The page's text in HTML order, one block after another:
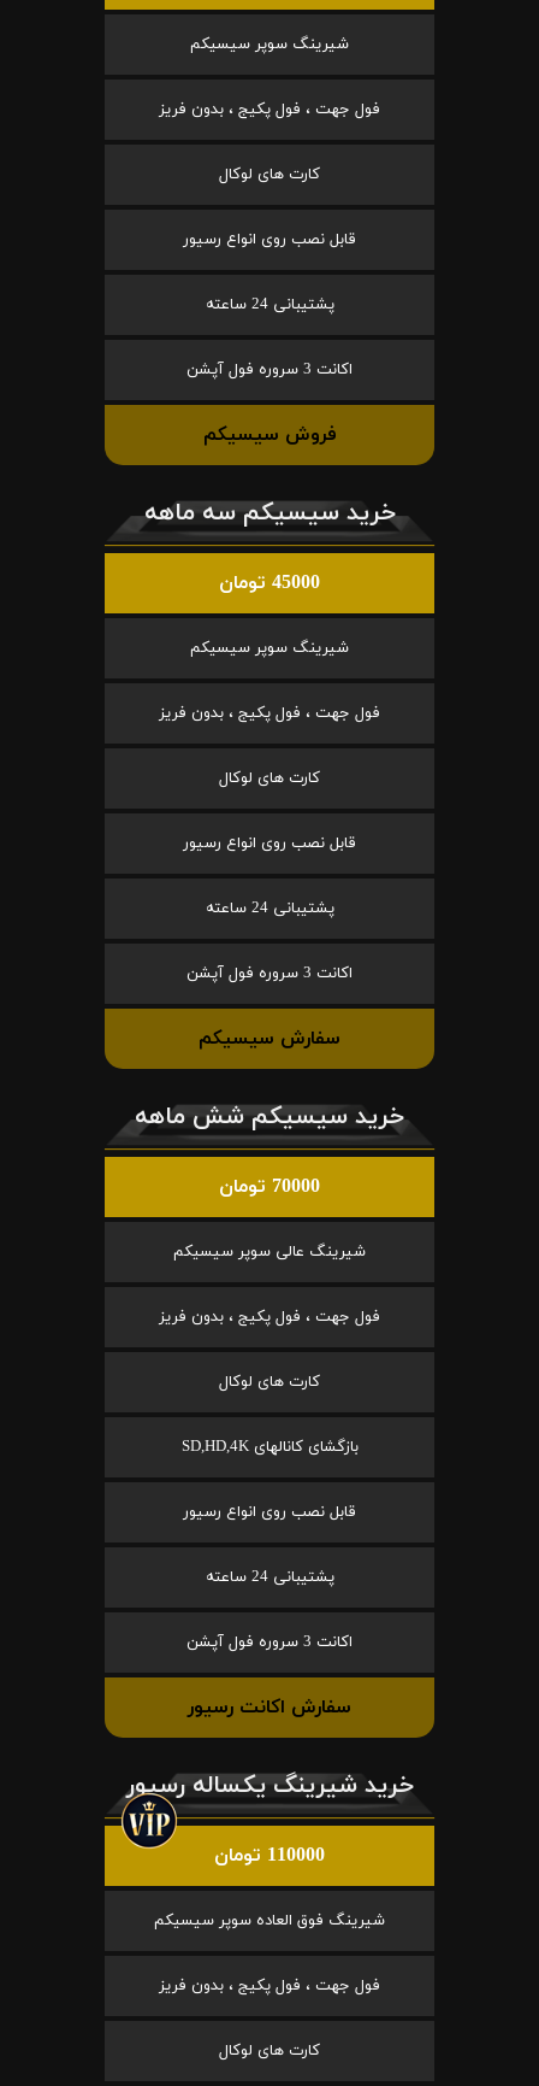
شیرینگ سوپر سیسیکم
فول جهت ، فول پکیج ، بدون فریز
کارت های لوکال
قابل نصب روی انواع رسیور
پشتیبانی 24 ساعته
اکانت 3 سروره فول آپشن
فروش سیسیکم
خرید سیسیکم سه ماهه
45000 تومان
شیرینگ سوپر سیسیکم
فول جهت ، فول پکیج ، بدون فریز
کارت های لوکال
قابل نصب روی انواع رسیور
پشتیبانی 24 ساعته
اکانت 3 سروره فول آپشن
سفارش سیسیکم
خرید سیسیکم شش ماهه
70000 تومان
شیرینگ عالی سوپر سیسیکم
فول جهت ، فول پکیج ، بدون فریز
کارت های لوکال
بازگشای کانالهای SD,HD,4K
قابل نصب روی انواع رسیور
پشتیبانی 24 ساعته
اکانت 3 سروره فول آپشن
سفارش اکانت رسیور
خرید شیرینگ یکساله رسیور
110000 تومان
شیرینگ فوق العاده سوپر سیسیکم
فول جهت ، فول پکیج ، بدون فریز
کارت های لوکال